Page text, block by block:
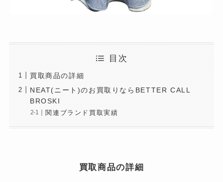
目次
買取商品の詳細
NEAT(ニート)のお買取りならBETTER CALL
BROSKI
関連ブランド買取実績
買取商品の詳細